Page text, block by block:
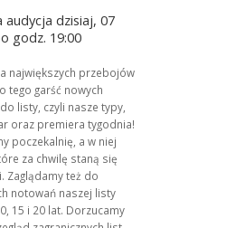
audycja dzisiaj, 07
godz. 19:00
największych przebojów
tego garść nowych
listy, czyli nasze typy,
oraz premiera tygodnia!
poczekalnię, a w niej
za chwilę staną się
Zaglądamy też do
notowań naszej listy
15 i 20 lat. Dorzucamy